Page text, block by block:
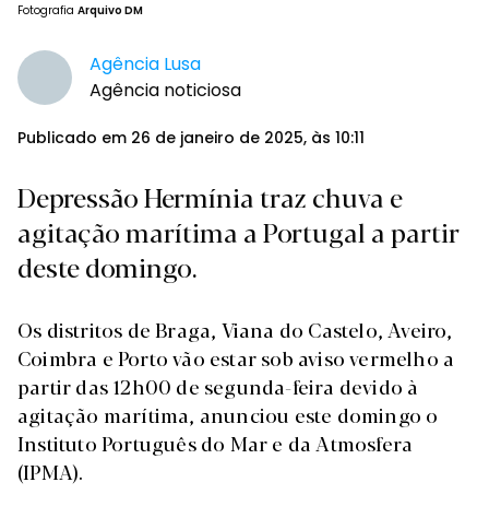
Fotografia Arquivo DM
Agência Lusa
Agência noticiosa
Publicado em 26 de janeiro de 2025, às 10:11
Depressão Hermínia traz chuva e
agitação marítima a Portugal a partir
deste domingo.
Os distritos de Braga, Viana do Castelo, Aveiro,
Coimbra e Porto vão estar sob aviso vermelho a
partir das 12h00 de segunda-feira devido à
agitação marítima, anunciou este domingo o
Instituto Português do Mar e da Atmosfera
(IPMA).